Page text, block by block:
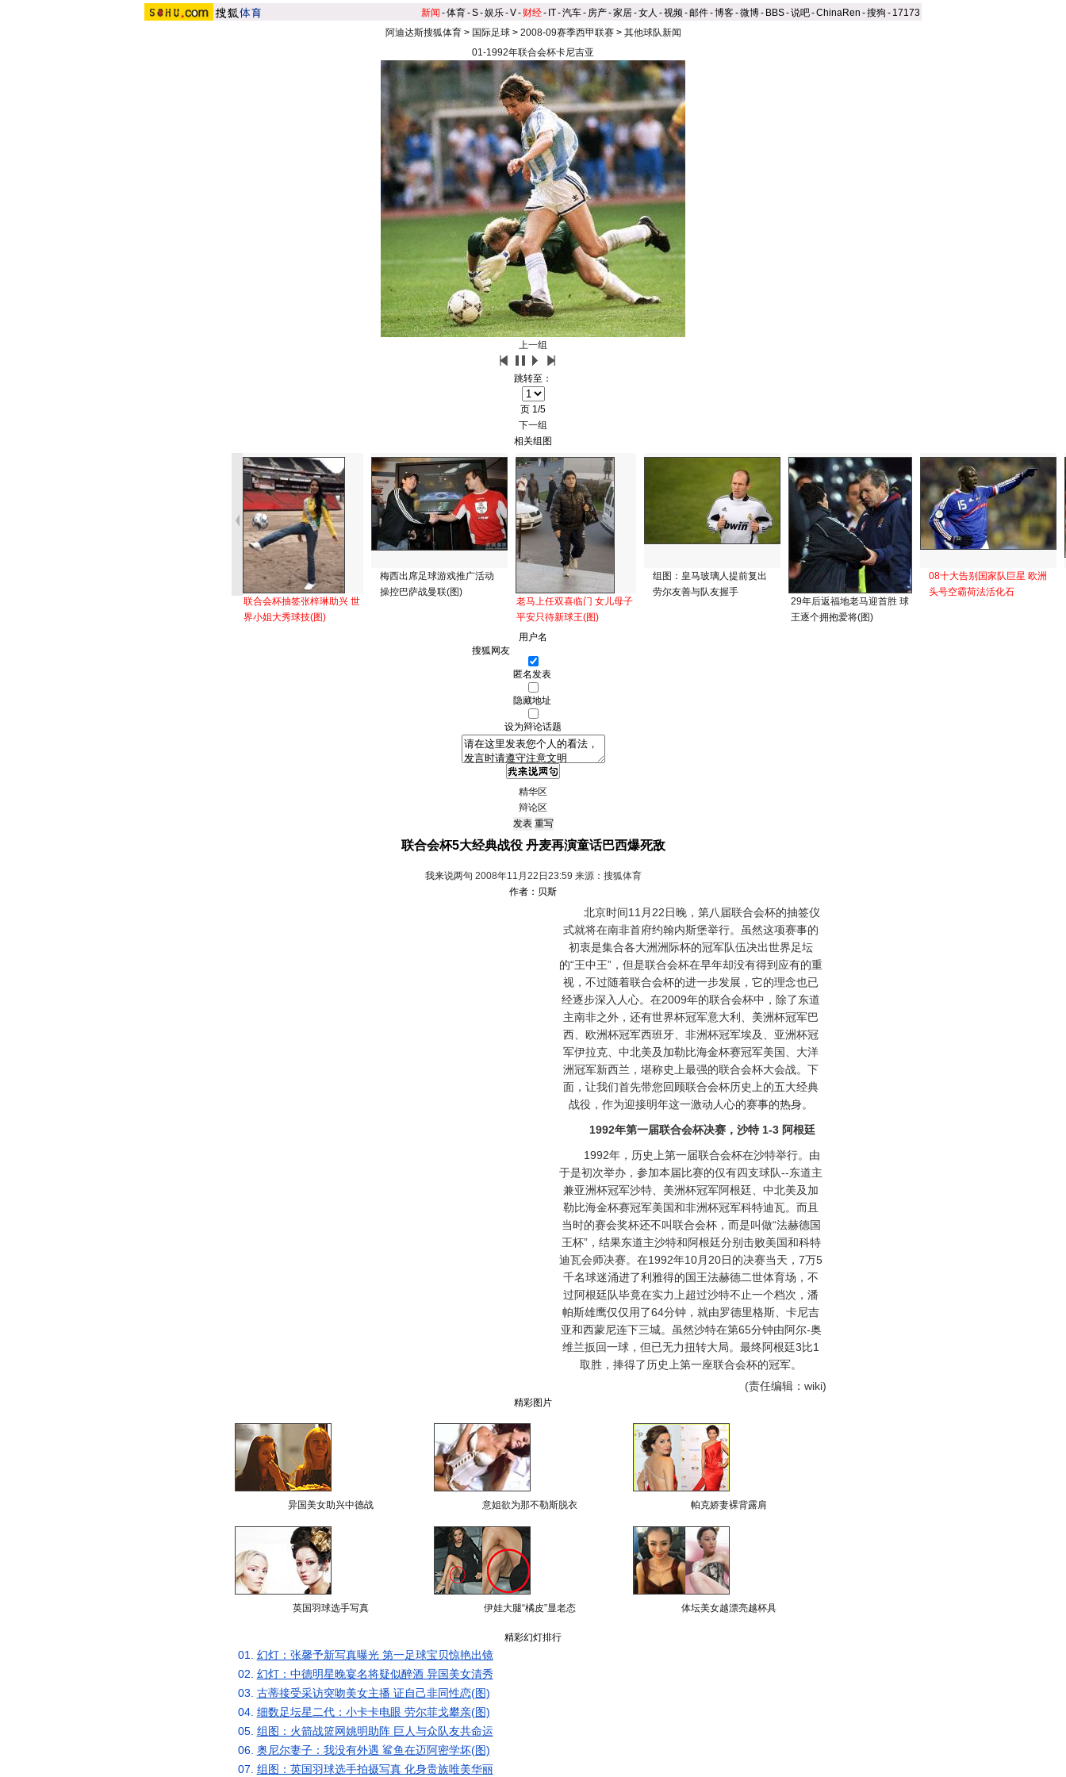
新闻 -体育-S-娱乐-V- 财经- IT-汽车- 房产-家居-女人 -视频-邮件-博客-微博- BBS-说吧-ChinaRen -搜狗 - 17173
阿迪达斯搜狐体育> 国际足球> 2008-09赛季西甲联赛> 其他球队新闻
01-1992年联合会杯卡尼吉亚
上一组
跳转至：
页 1/5
下一组
相关组图
联合会杯抽签张梓琳助兴 世
界小姐大秀球技(图)
梅西出席足球游戏推广活动
操控巴萨战曼联(图)
老马上任双喜临门 女儿母子
平安只待新球王(图)
组图：皇马玻璃人提前复出
劳尔友善与队友握手
29年后返福地老马迎首胜 球
王逐个拥抱爱将(图)
08十大告别国家队巨星 欧洲
头号空霸荷法活化石
用户名
匿名发表
隐藏地址
设为辩论话题
精华区
辩论区
联合会杯5大经典战役 丹麦再演童话巴西爆死敌
我来说两句 2008年11月22日23:59 来源：搜狐体育
作者：贝斯
北京时间11月22日晚，第八届联合会杯的抽签仪
式就将在南非首府约翰内斯堡举行。虽然这项赛事的
初衷是集合各大洲洲际杯的冠军队伍决出世界足坛
的“王中王”，但是联合会杯在早年却没有得到应有的重
视，不过随着联合会杯的进一步发展，它的理念也已
经逐步深入人心。在2009年的联合会杯中，除了东道
主南非之外，还有世界杯冠军意大利、美洲杯冠军巴
西、欧洲杯冠军西班牙、非洲杯冠军埃及、亚洲杯冠
军伊拉克、中北美及加勒比海金杯赛冠军美国、大洋
洲冠军新西兰，堪称史上最强的联合会杯大会战。下
面，让我们首先带您回顾联合会杯历史上的五大经典
战役，作为迎接明年这一激动人心的赛事的热身。
1992年第一届联合会杯决赛，沙特 1-3 阿根廷
1992年，历史上第一届联合会杯在沙特举行。由
于是初次举办，参加本届比赛的仅有四支球队--东道主
兼亚洲杯冠军沙特、美洲杯冠军阿根廷、中北美及加
勒比海金杯赛冠军美国和非洲杯冠军科特迪瓦。而且
当时的赛会奖杯还不叫联合会杯，而是叫做“法赫德国
王杯”，结果东道主沙特和阿根廷分别击败美国和科特
迪瓦会师决赛。在1992年10月20日的决赛当天，7万5
千名球迷涌进了利雅得的国王法赫德二世体育场，不
过阿根廷队毕竟在实力上超过沙特不止一个档次，潘
帕斯雄鹰仅仅用了64分钟，就由罗德里格斯、卡尼吉
亚和西蒙尼连下三城。虽然沙特在第65分钟由阿尔-奥
维兰扳回一球，但已无力扭转大局。最终阿根廷3比1
取胜，捧得了历史上第一座联合会杯的冠军。
(责任编辑：wiki)
精彩图片
异国美女助兴中德战 意姐欲为那不勒斯脱衣 帕克娇妻裸背露肩
英国羽球选手写真 伊娃大腿“橘皮”显老态 体坛美女越漂亮越杯具
精彩幻灯排行
01. 幻灯：张馨予新写真曝光 第一足球宝贝惊艳出镜
02. 幻灯：中德明星晚宴名将疑似醉酒 异国美女清秀
03. 古蒂接受采访突吻美女主播 证自己非同性恋(图)
04. 细数足坛星二代：小卡卡电眼 劳尔菲戈攀亲(图)
05. 组图：火箭战篮网姚明助阵 巨人与众队友共命运
06. 奥尼尔妻子：我没有外遇 鲨鱼在迈阿密学坏(图)
07. 组图：英国羽球选手拍摄写真 化身贵族唯美华丽